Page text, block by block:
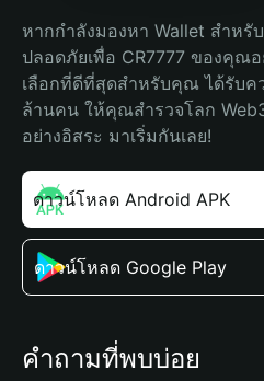
หากกำลังมองหา Wallet สำหรั
ปลอดภัยเพื่อ CR7777 ของคุณ
เลือกที่ดีที่สุดสำหรับคุณ ได้รับค
ล้านคน ให้คุณสำรวจโลก
อย่างอิสระ มาเริ่มกันเลย!
ดาวน์โหลด Android APK
ดาวน์โหลด Google Play
คำถามที่พบบ่อย